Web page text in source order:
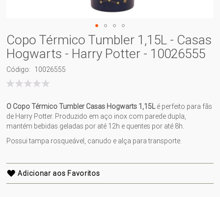
Copo Térmico Tumbler 1,15L - Casas
Hogwarts - Harry Potter - 10026555
Código
10026555
Classificação:
O Copo Térmico Tumbler Casas Hogwarts 1,15Lé perfeito para fãs
de Harry Potter. Produzido em aço inox com parede dupla,
mantém bebidas geladas por até 12h e quentes por até 8h.
Possui tampa rosqueável, canudo e alça para transporte.
Adicionar aos Favoritos